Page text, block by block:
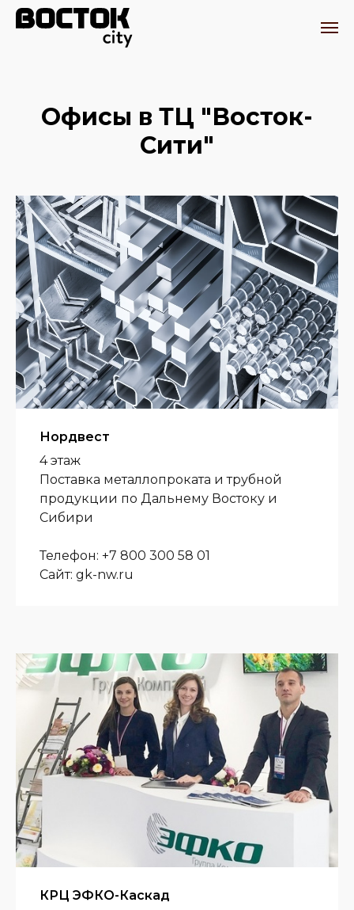
Офисы в ТЦ "Восток-
Сити"
Нордвест
4 этаж
Поставка металлопроката и трубной
продукции по Дальнему Востоку и
Сибири
Телефон: +7 800 300 58 01
Сайт: gk-nw.ru
КРЦ ЭФКО-Каскад